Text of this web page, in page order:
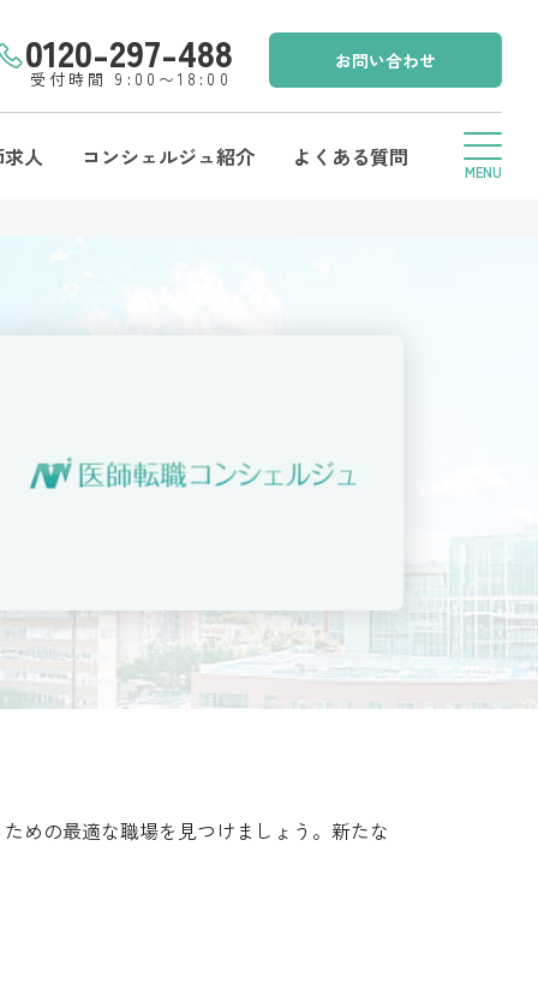
0120-297-488
受付時間 9:00〜18:00
お問い合わせ
人 コンシェルジュ紹介 よくある質問
めの最適な職場を見つけましょう。新たな